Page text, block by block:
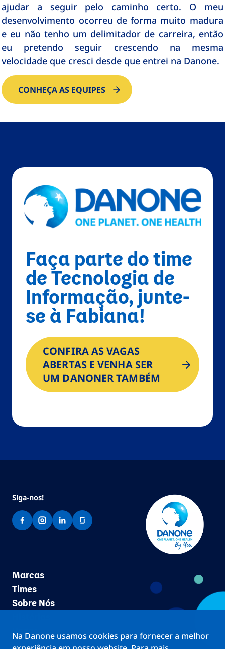
ajudar a seguir pelo caminho certo. O meu
desenvolvimento ocorreu de forma muito madura
e eu não tenho um delimitador de carreira, então
eu pretendo seguir crescendo na mesma
velocidade que cresci desde que entrei na Danone.
CONHEÇA AS EQUIPES
Faça parte do time
de Tecnologia de
Informação, junte-
se à Fabiana!
CONFIRA AS VAGAS
ABERTAS E VENHA SER
UM DANONER TAMBÉM
Marcas
Times
Sobre Nós
Vagas
Siga-nos!
Na Danone usamos cookies para fornecer a melhor